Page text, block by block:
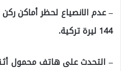
– عدم الانصياع لحظر أماكن
144 ليرة تركية.
– التحدث على هاتف محمول